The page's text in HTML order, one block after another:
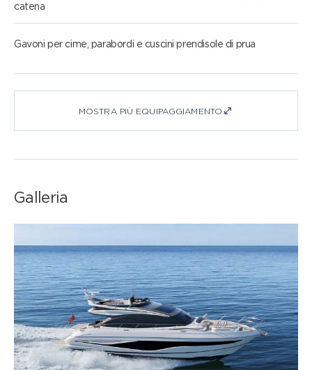
catena
Gavoni per cime, parabordi e cuscini prendisole di prua
MOSTRA PIÙ EQUIPAGGIAMENTO
Galleria